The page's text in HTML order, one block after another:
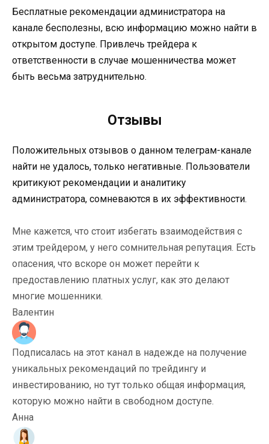
Бесплатные рекомендации администратора на
канале бесполезны, всю информацию можно найти в
открытом доступе. Привлечь трейдера к
ответственности в случае мошенничества может
быть весьма затруднительно.
Отзывы
Положительных отзывов о данном телеграм-канале
найти не удалось, только негативные. Пользователи
критикуют рекомендации и аналитику
администратора, сомневаются в их эффективности.
Мне кажется, что стоит избегать взаимодействия с
этим трейдером, у него сомнительная репутация. Есть
опасения, что вскоре он может перейти к
предоставлению платных услуг, как это делают
многие мошенники.
Валентин
Подписалась на этот канал в надежде на получение
уникальных рекомендаций по трейдингу и
инвестированию, но тут только общая информация,
которую можно найти в свободном доступе.
Анна